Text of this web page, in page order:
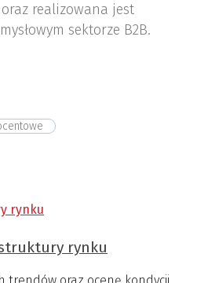
realizowana jest
sektorze B2B.
rynku